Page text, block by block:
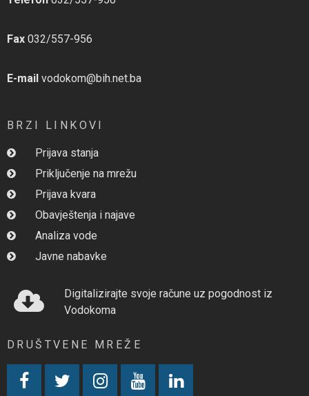
Fax 032/557-956
E-mail vodokom@bih.net.ba
BRZI LINKOVI
Prijava stanja
Priključenje na mrežu
Prijava kvara
Obavještenja i najave
Analiza vode
Javne nabavke
Digitalizirajte svoje račune uz pogodnost iz
Vodokoma
DRUŠTVENE MREŽE